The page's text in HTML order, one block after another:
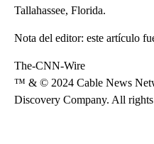
Tallahassee, Florida.
Nota del editor: este artículo
The-CNN-Wire
™ & © 2024 Cable News
Discovery Company. All rights